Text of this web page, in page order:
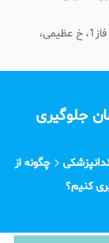
شهرک اکباتان، بلوار نفیسی،روبه روی فاز1، خ عظیمی،
جلوگیری
چگونه از
کنیم؟